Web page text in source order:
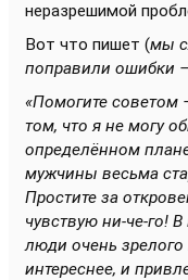
неразрешимой
Вот что пишет (мы
поправили ошибки –
«Помогите советом
том, что я не могу
определённом
мужчины весьма
Простите за
чувствую ни-че-го!
люди очень зрелого
интереснее, и